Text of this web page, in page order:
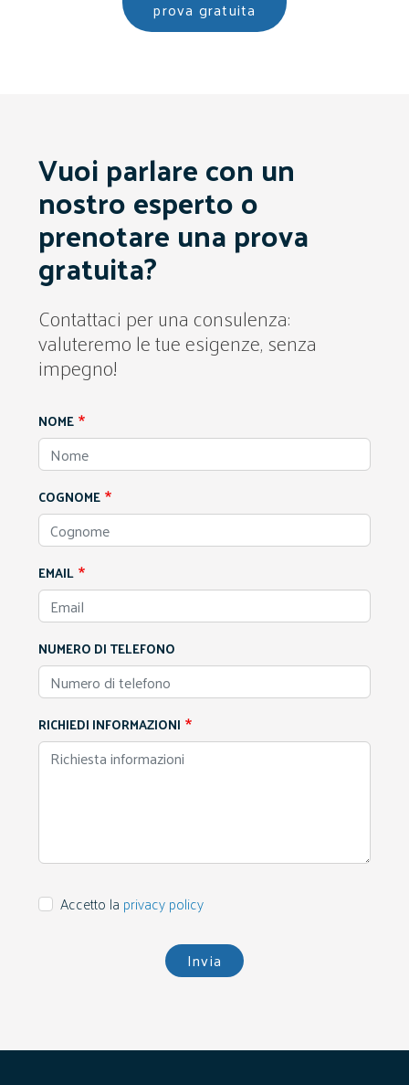
prova gratuita
Vuoi parlare con un
nostro esperto o
prenotare una prova
gratuita?
Contattaci per una consulenza:
valuteremo le tue esigenze, senza
impegno!
NOME
COGNOME
EMAIL
NUMERO DI TELEFONO
RICHIEDI INFORMAZIONI
Accetto la privacy policy